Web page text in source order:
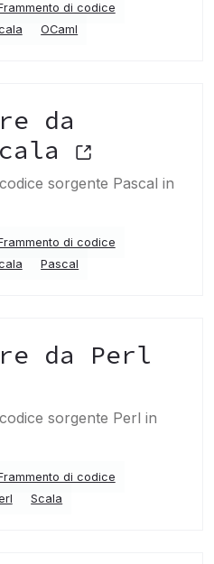
di codice
OCaml
da
sorgente Pascal in
di codice
Pascal
da Perl
sorgente Perl in
di codice
Scala